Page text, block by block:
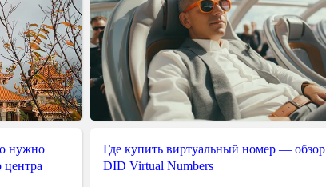
нужно
центра
Где купить виртуальный номер — обзор
DID Virtual Numbers